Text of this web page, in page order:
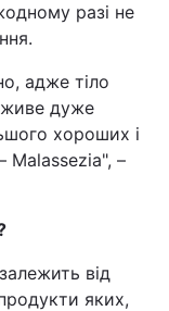
разі не
адже тіло
живе дуже
хороших і
Malassezia", –
від
яких,